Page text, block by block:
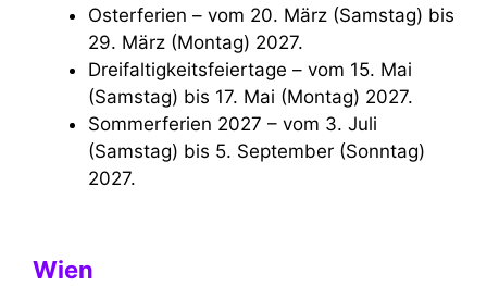
Osterferien – vom 20. März (Samstag) bis
29. März (Montag) 2027.
Dreifaltigkeitsfeiertage – vom 15. Mai
(Samstag) bis 17. Mai (Montag) 2027.
Sommerferien 2027 – vom 3. Juli
(Samstag) bis 5. September (Sonntag)
2027.
Wien